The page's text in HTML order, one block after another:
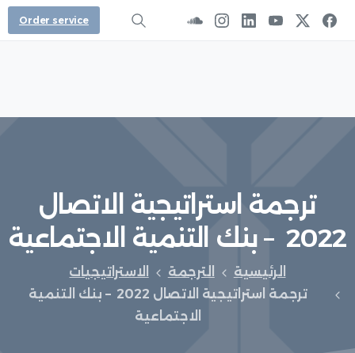
Order service
ترجمة استراتيجية الاتصال
2022
– بنك التنمية الاجتماعية
الرئيسية الترجمة
الاستراتيجيات
ترجمة استراتيجية الاتصال 2022 – بنك التنمية
الاجتماعية